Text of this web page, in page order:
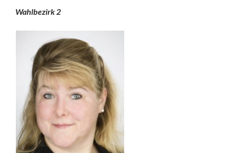
Wahlbezirk 2